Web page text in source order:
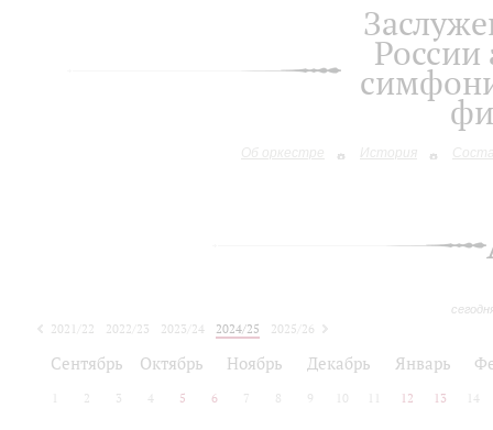
Об оркестре История
2021/22 2022/23 2023/24 2024/25
2025/26
Сентябрь Октябрь Ноябрь Декабрь Январь
2 3 4 5 6 7 8 9 10 12 13 14